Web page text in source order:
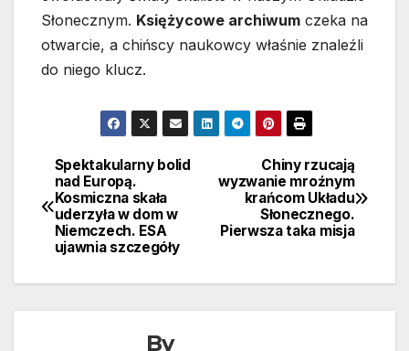
Słonecznym. Księżycowe archiwum czeka na
otwarcie, a chińscy naukowcy właśnie znaleźli
do niego klucz.
Nawigacja
wpisu
Chiny rzucają
wyzwanie mroźnym
krańcom Układu
Słonecznego.
Pierwsza taka misja
Spektakularny bolid
nad Europą.
Kosmiczna skała
uderzyła w dom w
Niemczech. ESA
ujawnia szczegóły
By